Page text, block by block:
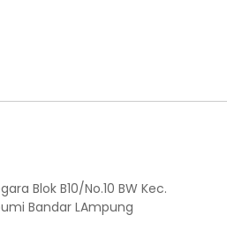
Blok B10/No.10 BW Kec.
Bandar LAmpung